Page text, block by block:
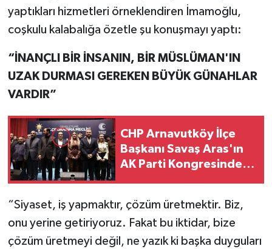
yaptıkları hizmetleri örneklendiren İmamoğlu,
coşkulu kalabalığa özetle şu konuşmayı yaptı:
“İNANÇLI BİR İNSANIN, BİR MÜSLÜMAN'IN
UZAK DURMASI GEREKEN BÜYÜK GÜNAHLAR
VARDIR”
CHP Arnavutköy İlçe
Başkanı Savaş Aras'ın
AK Parti Kongresinde
“Siyaset, iş yapmaktır, çözüm üretmektir. Biz,
onu yerine getiriyoruz. Fakat bu iktidar, bize
çözüm üretmeyi değil, ne yazık ki başka duyguları